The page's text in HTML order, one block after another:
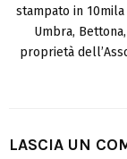
stampato in
Umbra,
proprietà
LASCIA UN